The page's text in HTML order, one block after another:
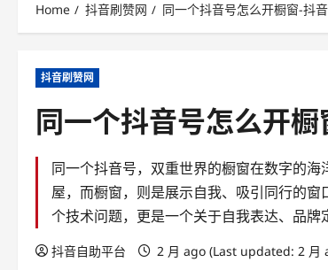
Home 抖音刷赞网 同一个抖音号怎么开橱窗-抖
抖音刷赞网
同一个抖音号怎么开
同一个抖音号，双重世界的橱窗在数字的
屋，而橱窗，则是展示自我、吸引同行的
个技术问题，更是一个关于自我表达、品
抖音自助平台 2 月 ago (Last updated: 2 月